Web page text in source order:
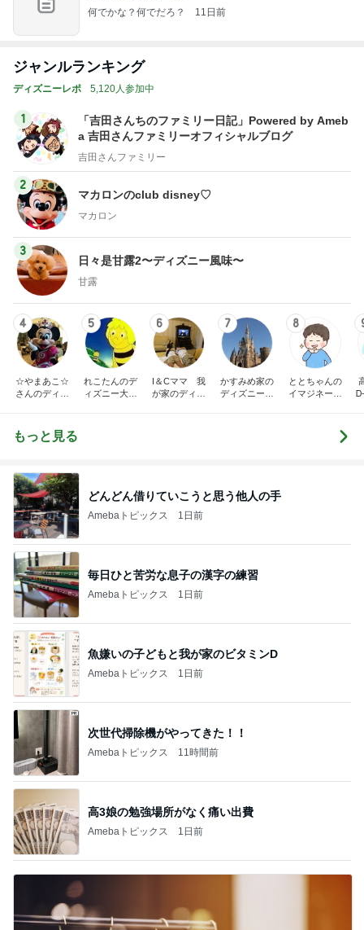
何でかな？何でだろ？ 11日前
ジャンルランキング
ディズニーレポ 5,120人参加中
1
「吉田さんちのファミリー日記」Powered by Ameb
a 吉田さんファミリーオフィシャルブログ
吉田さんファミリー
2
マカロンのclub disney♡
マカロン
3
日々是甘露2〜ディズニー風味〜
甘露
4
☆やまあこ☆
さんのディズ
5
れこたんのデ
ィズニー大好
6
I＆Cママ 我
が家のディズ
7
かすみめ家の
ディズニー大
8
ととちゃんの
イマジネーシ
もっと見る
どんどん借りていこうと思う他人の手
Amebaトピックス 1日前
毎日ひと苦労な息子の漢字の練習
Amebaトピックス 1日前
魚嫌いの子どもと我が家のビタミンD
Amebaトピックス 1日前
次世代掃除機がやってきた！！
Amebaトピックス 11時間前
高3娘の勉強場所がなく痛い出費
Amebaトピックス 1日前